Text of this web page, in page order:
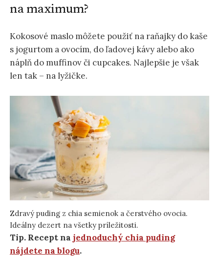
na maximum?
Kokosové maslo môžete použiť na raňajky do kaše
s jogurtom a ovocím, do ľadovej kávy alebo ako
náplň do muffinov či cupcakes. Najlepšie je však
len tak – na lyžičke.
Zdravý puding z chia semienok a čerstvého ovocia.
Ideálny dezert na všetky príležitosti.
Tip. Recept na jednoduchý chia puding
nájdete na blogu.